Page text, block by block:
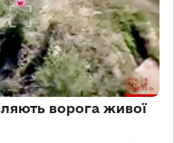
ворога живої